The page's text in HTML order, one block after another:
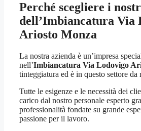
Perché scegliere i
dell’Imbiancatura Via
Ariosto Monza
La nostra azienda è un’impresa
nell’Imbiancatura Via Lodovigo
tinteggiatura ed è in questo settore
Tutte le esigenze e le necessità dei
carico dal nostro personale esperto
professionalità fondate su grande
passione per il lavoro.